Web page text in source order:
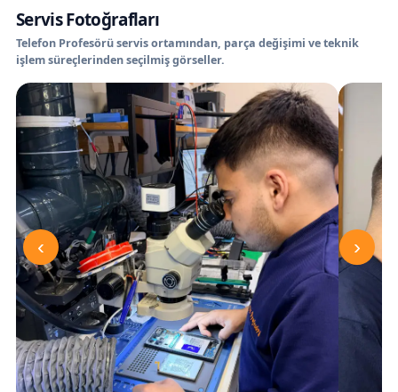
Servis Fotoğrafları
Telefon Profesörü servis ortamından, parça değişimi ve teknik
işlem süreçlerinden seçilmiş görseller.
‹ ›